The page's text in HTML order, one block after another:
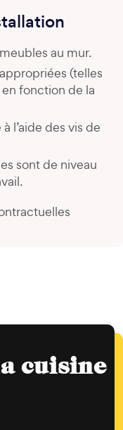
au mur.
(telles
fonction de la
l’aide des vis de
sont de niveau
cuisine